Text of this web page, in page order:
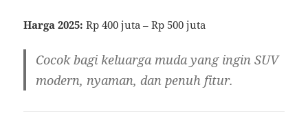
Harga 2025: Rp 400 juta – Rp 500 juta
Cocok bagi keluarga muda yang ingin SUV
modern, nyaman, dan penuh fitur.